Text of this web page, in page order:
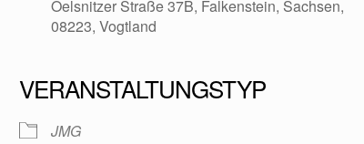
iCalendar
Oelsnitzer Straße 37B, Falkenstein, Sachsen,
08223, Vogtland
VERANSTALTUNGSTYP
JMG